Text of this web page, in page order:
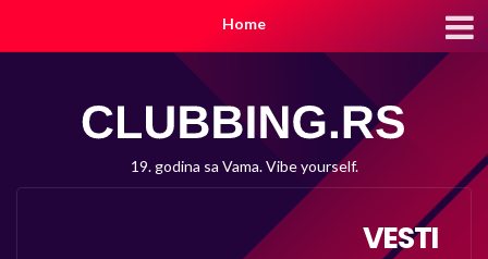
Home
19. godina sa Vama. Vibe yourself.
VESTI